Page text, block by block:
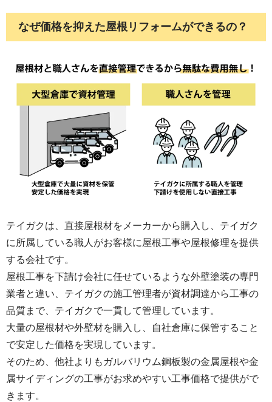
難にすることができました。 屋根外壁工事は
大きな出費ですし、一生のうちに何度もやる
業者選びが大切だということを 身をもって感
会があれば 是非三枝さんにお願いしたいと思
います。 ご親切な対応ありがとうございまし
た！
なぜ価格を抑えた屋根リフォームができるの？
テイガクは、直接屋根材をメーカーから購入し、テイガク
に所属している職人がお客様に屋根工事や屋根修理を提供
する会社です。
屋根工事を下請け会社に任せているような外壁塗装の専門
業者と違い、テイガクの施工管理者が資材調達から工事の
品質まで、テイガクで一貫して管理しています。
大量の屋根材や外壁材を購入し、自社倉庫に保管すること
で安定した価格を実現しています。
そのため、他社よりもガルバリウム鋼板製の金属屋根や金
属サイディングの工事がお求めやすい工事価格で提供がで
きます。